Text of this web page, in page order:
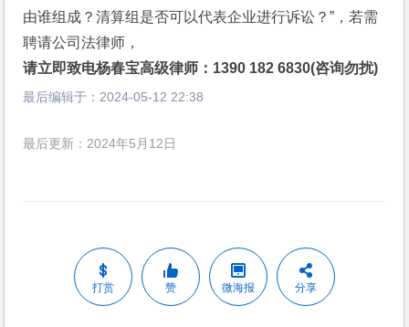
由谁组成？清算组是否可以代表企业进行诉讼？”，若需
聘请公司法律师，
请立即致电杨春宝高级律师：1390 182 6830(咨询勿扰)
最后编辑于： 2024-05-12 22:38
最后更新：2024年5月12日
打赏 赞 微海报 分享